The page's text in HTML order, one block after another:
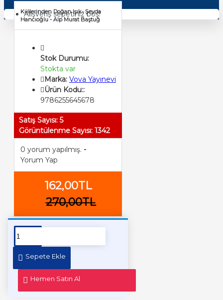
Alışveriş sepetiniz boş!
Küllerinden Doğan Işık- Şeyda
Hancıoğlu - Alp Murat Baştuğ
Stok Durumu:
Stokta var
Marka: Vova Yayınevi
Ürün Kodu::
9786255645678
Satış Sayısı: 5
Görüntülenme Sayısı: 1342
0 yorum yapılmış. -
Yorum Yap
162,00TL
270,00TL
Sepete Ekle
Hemen Satın Al